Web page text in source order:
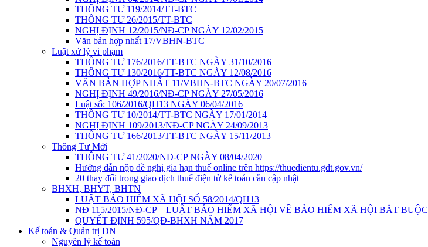
THÔNG TƯ 119/2014/TT-BTC
THÔNG TƯ 26/2015/TT-BTC
NGHỊ ĐỊNH 12/2015/NĐ-CP NGÀY 12/02/2015
Văn bản hợp nhất 17/VBHN-BTC
Luật xử lý vi phạm
THÔNG TƯ 176/2016/TT-BTC NGÀY 31/10/2016
THÔNG TƯ 130/2016/TT-BTC NGÀY 12/08/2016
VĂN BẢN HỢP NHẤT 11/VBHN-BTC NGÀY 20/07/2016
NGHỊ ĐỊNH 49/2016/NĐ-CP NGÀY 27/05/2016
Luật số: 106/2016/QH13 NGÀY 06/04/2016
THÔNG TƯ 10/2014/TT-BTC NGÀY 17/01/2014
NGHỊ ĐỊNH 109/2013/NĐ-CP NGÀY 24/09/2013
THÔNG TƯ 166/2013/TT-BTC NGÀY 15/11/2013
Thông Tư Mới
THÔNG TƯ 41/2020/NĐ-CP NGÀY 08/04/2020
Hướng dẫn nộp đề nghị gia hạn thuế online trên https://thuedientu.gdt.gov.vn/
20 thay đổi trong giao dịch thuế điện tử kế toán cần cập nhật
BHXH, BHYT, BHTN
LUẬT BẢO HIỂM XÃ HỘI SỐ 58/2014/QH13
NĐ 115/2015/NĐ-CP – LUẬT BẢO HIỂM XÃ HỘI VỀ BẢO HIỂM XÃ HỘI BẮT BUỘC
QUYẾT ĐỊNH 595/QĐ-BHXH NĂM 2017
Kế toán & Quản trị DN
Nguyên lý kế toán